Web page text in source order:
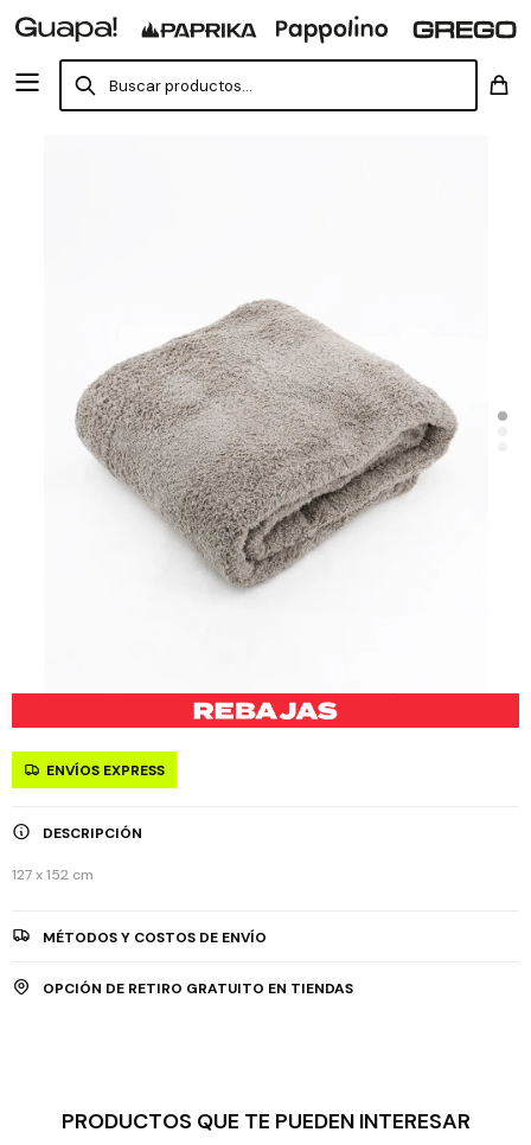
ENVÍOS EXPRESS
DESCRIPCIÓN
127 x 152 cm
MÉTODOS Y COSTOS DE ENVÍO
OPCIÓN DE RETIRO GRATUITO EN TIENDAS
PRODUCTOS QUE TE PUEDEN INTERESAR